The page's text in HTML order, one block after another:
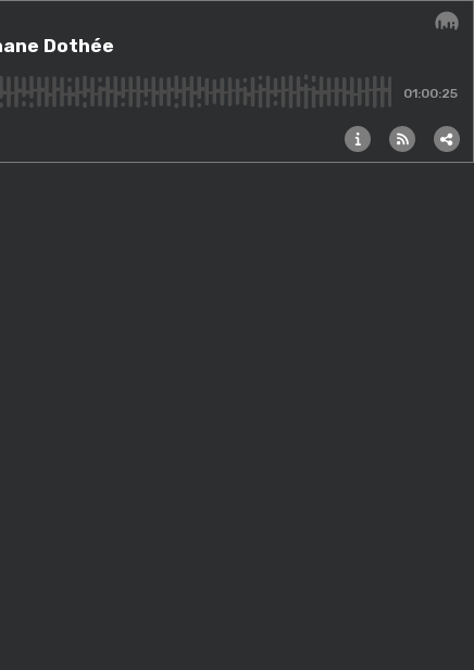
Dothée
01:00:25